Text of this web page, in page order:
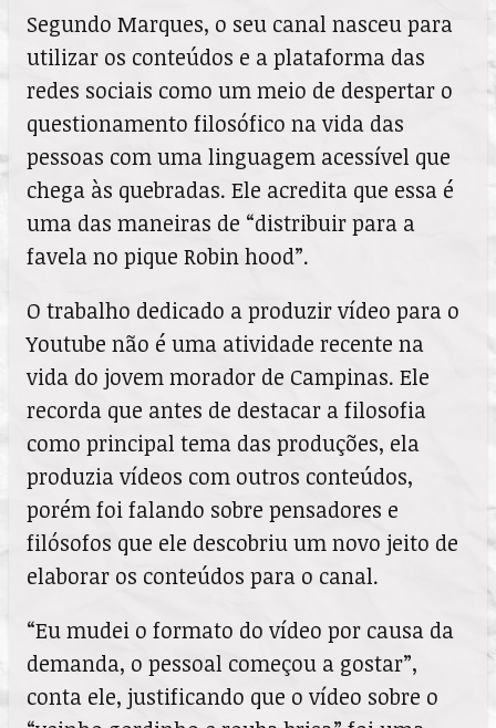
Segundo Marques, o seu canal nasceu para
utilizar os conteúdos e a plataforma das
redes sociais como um meio de despertar o
questionamento filosófico na vida das
pessoas com uma linguagem acessível que
chega às quebradas. Ele acredita que essa é
uma das maneiras de “distribuir para a
favela no pique Robin hood”.
O trabalho dedicado a produzir vídeo para o
Youtube não é uma atividade recente na
vida do jovem morador de Campinas. Ele
recorda que antes de destacar a filosofia
como principal tema das produções, ela
produzia vídeos com outros conteúdos,
porém foi falando sobre pensadores e
filósofos que ele descobriu um novo jeito de
elaborar os conteúdos para o canal.
“Eu mudei o formato do vídeo por causa da
demanda, o pessoal começou a gostar”,
conta ele, justificando que o vídeo sobre o